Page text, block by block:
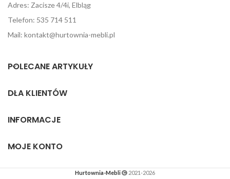
Adres: Zacisze 4/4i, Elbląg
Telefon: 535 714 511
Mail: kontakt@hurtownia-mebli.pl
POLECANE ARTYKUŁY
DLA KLIENTÓW
INFORMACJE
MOJE KONTO
Hurtownia-Mebli 2021-2026